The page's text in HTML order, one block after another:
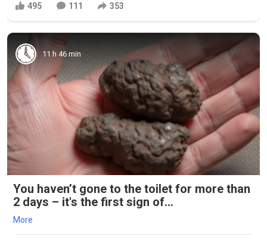
495 111 353
11 h 46 min
You haven’t gone to the toilet for more than
2 days – it's the first sign of...
More